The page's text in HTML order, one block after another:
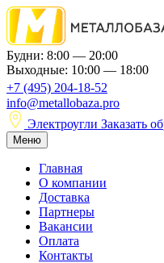
Будни: 8:00 — 20:00
Выходные: 10:00 — 18:00
+7 (495) 204-18-52
info@metallobaza.pro
Электроугли Заказать
Меню
Главная
О компании
Доставка
Партнеры
Вакансии
Оплата
Контакты